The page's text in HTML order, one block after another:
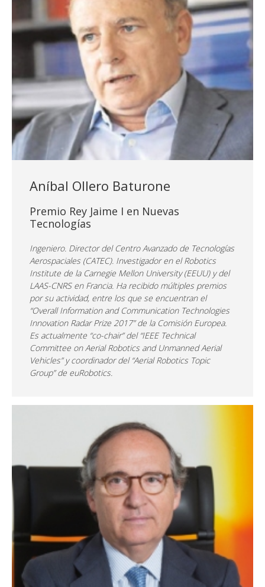
Aníbal Ollero Baturone
Premio Rey Jaime I en Nuevas
Tecnologías
Ingeniero. Director del Centro Avanzado de Tecnologías
Aerospaciales (CATEC). Investigador en el Robotics
Institute de la Carnegie Mellon University (EEUU) y del
LAAS-CNRS en Francia. Ha recibido múltiples premios
por su actividad, entre los que se encuentran el
“Overall Information and Communication Technologies
Innovation Radar Prize 2017” de la Comisión Europea.
Es actualmente “co-chair” del “IEEE Technical
Committee on Aerial Robotics and Unmanned Aerial
Vehicles” y coordinador del “Aerial Robotics Topic
Group” de euRobotics.